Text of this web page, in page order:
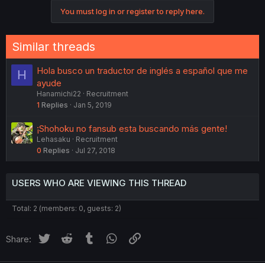
s
:
You must log in or register to reply here.
Similar threads
H
Hola busco un traductor de inglés a español que me
ayude
Hanamichi22
Recruitment
1 Replies Jan 5, 2019
¡Shohoku no fansub esta buscando más gente!
Lehasaku
Recruitment
0 Replies Jul 27, 2018
USERS WHO ARE VIEWING THIS THREAD
Total: 2 (members: 0, guests: 2)
Share: Twitter Reddit Tumblr WhatsApp